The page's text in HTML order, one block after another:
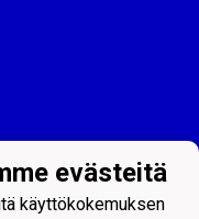
evästeitä
käyttökokemuksen